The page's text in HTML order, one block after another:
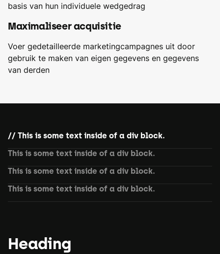
basis van hun individuele wedgedrag
Maximaliseer acquisitie
Voer gedetailleerde marketingcampagnes uit door
gebruik te maken van eigen gegevens en gegevens
van derden
This is some text inside of a div block.
This is some text inside of a div block.
This is some text inside of a div block.
This is some text inside of a div block.
Heading